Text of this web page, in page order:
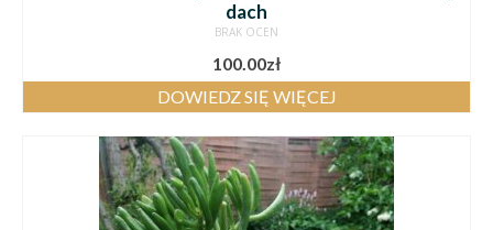
dach
BRAK OCEN
100.00zł
DOWIEDZ SIĘ WIĘCEJ